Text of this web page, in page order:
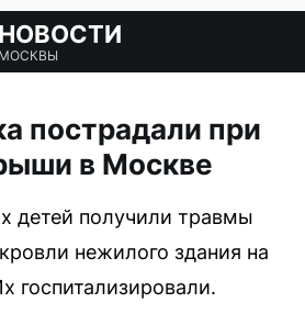
НОВОСТИ
МОСКВЫ
пострадали при
в Москве
детей получили травмы
нежилого здания на
госпитализировали.